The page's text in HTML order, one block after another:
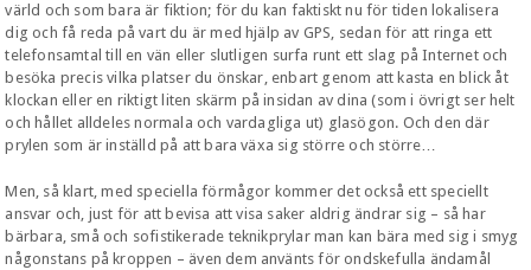
värld och som bara är fiktion; för du kan faktiskt nu för tiden lokalisera
dig och få reda på vart du är med hjälp av GPS, sedan för att ringa ett
telefonsamtal till en vän eller slutligen surfa runt ett slag på Internet och
besöka precis vilka platser du önskar, enbart genom att kasta en blick åt
klockan eller en riktigt liten skärm på insidan av dina (som i övrigt ser helt
och hållet alldeles normala och vardagliga ut) glasögon. Och den där
prylen som är inställd på att bara växa sig större och större…
Men, så klart, med speciella förmågor kommer det också ett speciellt
ansvar och, just för att bevisa att visa saker aldrig ändrar sig – så har
bärbara, små och sofistikerade teknikprylar man kan bära med sig i smyg
någonstans på kroppen – även dem använts för ondskefulla ändamål